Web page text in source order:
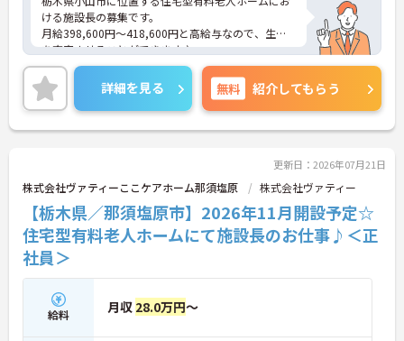
ける施設長の募集です。
月給398,600円～418,600円と高給与なので、生活
を充実させることができます♪
育児休業制度や健康支援制度など、長く勤めやすい
福利厚生が整っています◎
ご興味のある方には面接ポイントをお伝えしますの
で、お気軽にお問い合わせください！
詳細を見る 無料 紹介してもらう
更新日：2026年07月21日
株式会社ヴァティーここケアホーム那須塩原 株式会社ヴァティー
【栃木県／那須塩原市】2026年11月開設予定☆
住宅型有料老人ホームにて施設長のお仕事♪＜正
社員＞
給料 月収 28.0万円～